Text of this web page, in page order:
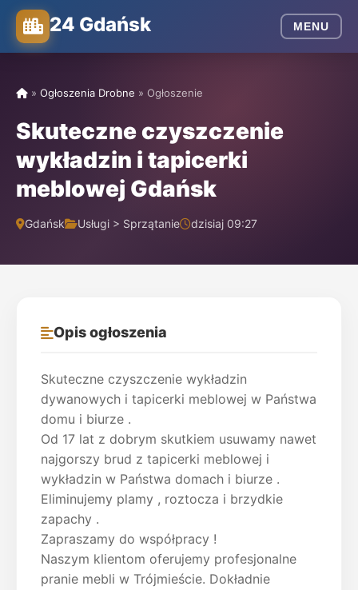
24 Gdańsk MENU
» Ogłoszenia Drobne » Ogłoszenie
Skuteczne czyszczenie
wykładzin i tapicerki
meblowej Gdańsk
Gdańsk Usługi > Sprzątanie dzisiaj 09:27
Opis ogłoszenia
Skuteczne czyszczenie wykładzin
dywanowych i tapicerki meblowej w Państwa
domu i biurze .
Od 17 lat z dobrym skutkiem usuwamy nawet
najgorszy brud z tapicerki meblowej i
wykładzin w Państwa domach i biurze .
Eliminujemy plamy , roztocza i brzydkie
zapachy .
Zapraszamy do współpracy !
Naszym klientom oferujemy profesjonalne
pranie mebli w Trójmieście. Dokładnie